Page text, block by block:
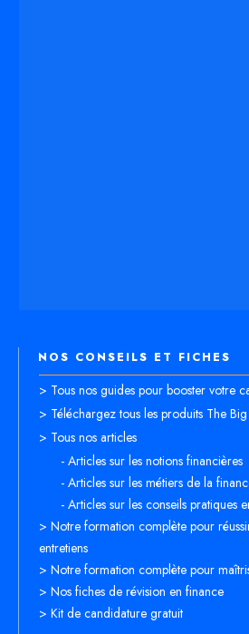
NOS CONSEILS ET FICHES
> Tous nos guides pour booster votre
> Téléchargez tous les produits The
> Tous nos articles
- Articles sur les notions financières
- Articles sur les métiers de la
- Articles sur les conseils pratiques
> Notre formation complète pour
entretiens
> Notre formation complète pour
> Nos fiches de révision en finance
> Kit de candidature gratuit